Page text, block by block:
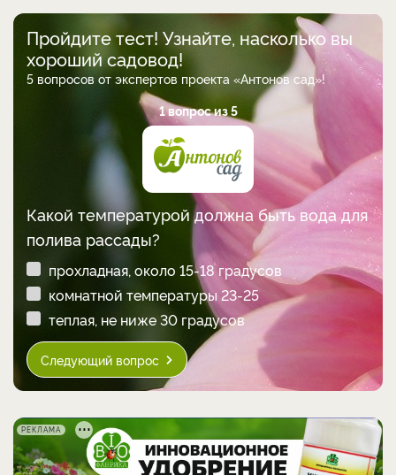
Пройдите тест! Узнайте, насколько вы
хороший садовод!
5 вопросов от экспертов проекта «Антонов сад»!
1 вопрос из 5
Какой температурой должна быть вода для
полива рассады?
прохладная, около 15-18 градусов
комнатной температуры 23-25
теплая, не ниже 30 градусов
Следующий вопрос
РЕКЛАМА